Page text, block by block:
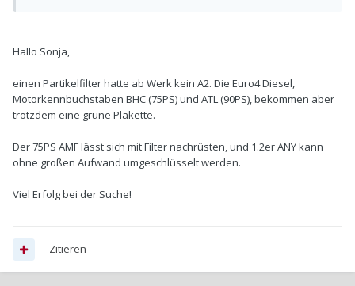
Hallo Sonja,
einen Partikelfilter hatte ab Werk kein A2. Die Euro4 Diesel,
Motorkennbuchstaben BHC (75PS) und ATL (90PS), bekommen aber
trotzdem eine grüne Plakette.
Der 75PS AMF lässt sich mit Filter nachrüsten, und 1.2er ANY kann
ohne großen Aufwand umgeschlüsselt werden.
Viel Erfolg bei der Suche!
Zitieren